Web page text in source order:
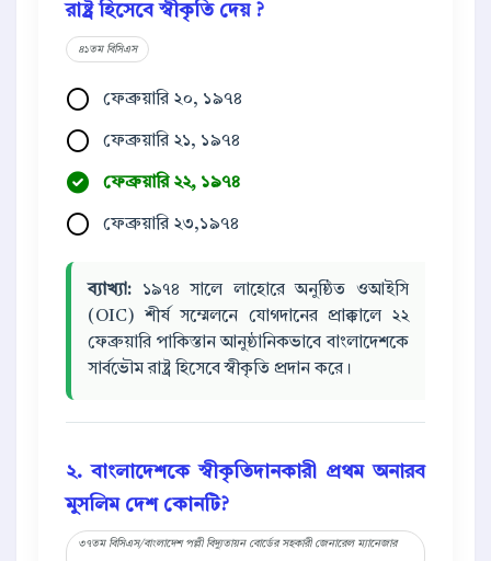
রাষ্ট্র হিসেবে স্বীকৃতি দেয় ?
৪১তম বিসিএস
ফেব্রুয়ারি ২০, ১৯৭৪
ফেব্রুয়ারি ২১, ১৯৭৪
ফেব্রুয়ারি ২২, ১৯৭৪
ফেব্রুয়ারি ২৩,১৯৭৪
ব্যাখ্যা: ১৯৭৪ সালে লাহোরে অনুষ্ঠিত ওআইসি
(OIC) শীর্ষ সম্মেলনে যোগদানের প্রাক্কালে ২২
ফেব্রুয়ারি পাকিস্তান আনুষ্ঠানিকভাবে বাংলাদেশকে
সার্বভৌম রাষ্ট্র হিসেবে স্বীকৃতি প্রদান করে।
২. বাংলাদেশকে স্বীকৃতিদানকারী প্রথম অনারব
মুসলিম দেশ কোনটি?
৩৭তম বিসিএস/বাংলাদেশ পল্লী বিদ্যুতায়ন বোর্ডের সহকারী জেনারেল ম্যানেজার